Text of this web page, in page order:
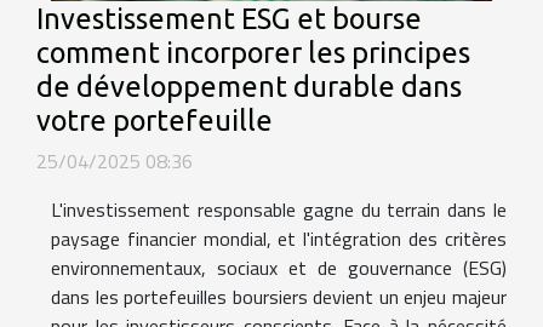
Investissement ESG et bourse
comment incorporer les principes
de développement durable dans
votre portefeuille
25/04/2025 08:36
L'investissement responsable gagne du terrain dans le
paysage financier mondial, et l'intégration des critères
environnementaux, sociaux et de gouvernance (ESG)
dans les portefeuilles boursiers devient un enjeu majeur